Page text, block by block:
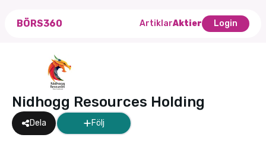
BÖRS360 ArtiklarAktier Login
Nidhogg Resources Holding
Dela Följ